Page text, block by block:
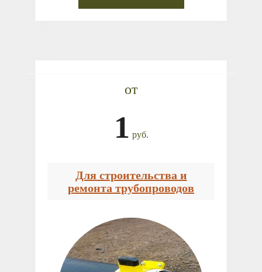
от
1 руб.
Для строительства и
ремонта трубопроводов